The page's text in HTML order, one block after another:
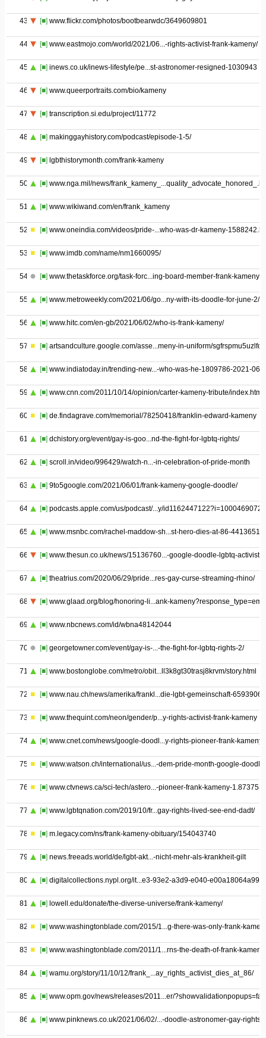
43 [■] www.flickr.com/photos/bootbearwdc/3649609801
44 [■] www.eastmojo.com/world/2021/06...-rights-activist-frank-kameny/
45 [■] inews.co.uk/inews-lifestyle/pe...st-astronomer-resigned-1030943
46 [■] www.queerportraits.com/bio/kameny
47 [■] transcription.si.edu/project/11772
48 [■] makinggayhistory.com/podcast/episode-1-5/
49 [■] lgbthistorymonth.com/frank-kameny
50 [■] www.nga.mil/news/
51 [■] www.wikiwand.com/en/frank_kameny
52 [■] www.oneindia.com/videos/pride-...who-was-dr-kameny-
53 [■] www.imdb.com/name/nm1660095/
54 [■] www.thetaskforce.org/task-forc...ing-board-member-frank-kameny/
55 [■] www.metroweekly.com/2021/06/go...ny-with-its-doodle-for-june-2/
56 [■] www.hitc.com/en-gb/2021/06/02/who-is-frank-kameny/
57 [■] artsandculture.google.com/asse...meny-in-uniform/sgfrspmu5uzlfq
58 [■] www.indiatoday.in/trending-new...-who-was-he-1809786-2021-06-
59 [■] www.cnn.com/2011/10/14/opinion/carter-kameny-tribute/index.html
60 [■] de.findagrave.com/memorial/78250418/franklin-edward-kameny
61 [■] dchistory.org/event/gay-is-goo...nd-the-fight-for-lgbtq-rights/
62 [■] scroll.in/video/996429/watch-n...-in-celebration-of-pride-month
63 [■] 9to5google.com/2021/06/01/frank-kameny-google-doodle/
64 [■] podcasts.apple.com/us/podcast/...y/
65 [■] www.msnbc.com/rachel-maddow-sh...st-hero-dies-at-86-
66 [■] www.thesun.co.uk/news/15136760...-google-doodle-lgbtq-activist/
67 [■] theatrius.com/2020/06/29/pride...res-gay-curse-streaming-rhino/
68 [■] www.glaad.org/blog/honoring-li...ank-
69 [■] www.nbcnews.com/id/wbna48142044
70 [■] georgetowner.com/event/gay-is-...-the-fight-for-lgbtq-rights-2/
71 [■] www.bostonglobe.com/metro/obit...ll3k8gt30trasj8krvm/story.html
72 [■] www.nau.ch/news/amerika/frankl...die-lgbt-gemeinschaft-65939069
73 [■] www.thequint.com/neon/gender/p...y-rights-activist-frank-kameny
74 [■] www.cnet.com/news/google-doodl...y-rights-pioneer-frank-kameny/
75 [■] www.watson.ch/international/us...-dem-pride-month-google-doodle
76 [■] www.ctvnews.ca/sci-tech/astero...-pioneer-frank-kameny-1.873753
77 [■] www.lgbtqnation.com/2019/10/fr...gay-rights-lived-see-end-dadt/
78 [■] m.legacy.com/ns/frank-kameny-obituary/154043740
79 [■] news.freeads.world/de/lgbt-akt...-nicht-mehr-als-krankheit-gilt
80 [■] digitalcollections.nypl.org/it...e3-93e2-a3d9-e040-e00a18064a99
81 [■] lowell.edu/donate/the-diverse-universe/frank-kameny/
82 [■] www.washingtonblade.com/2015/1...g-there-was-only-frank-
83 [■] www.washingtonblade.com/2011/1...rns-the-death-of-frank-kameny/
84 [■] wamu.org/story/11/10/12/frank_...ay_rights_activist_dies_at_86/
85 [■] www.opm.gov/news/releases/2011...er/
86 [■] www.pinknews.co.uk/2021/06/02/...-doodle-astronomer-gay-rights/